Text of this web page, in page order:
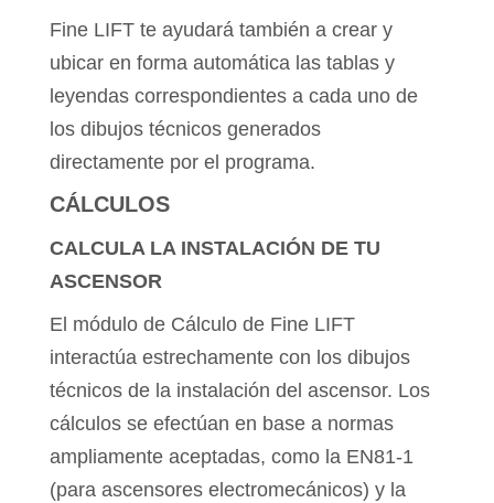
Fine LIFT te ayudará también a crear y
ubicar en forma automática las tablas y
leyendas correspondientes a cada uno de
los dibujos técnicos generados
directamente por el programa.
CÁLCULOS
CALCULA LA INSTALACIÓN DE TU
ASCENSOR
El módulo de Cálculo de Fine LIFT
interactúa estrechamente con los dibujos
técnicos de la instalación del ascensor. Los
cálculos se efectúan en base a normas
ampliamente aceptadas, como la EN81-1
(para ascensores electromecánicos) y la